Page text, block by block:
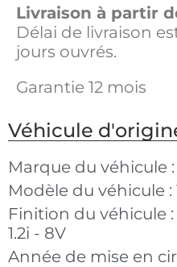
Livraison à partir
Délai de livraison
jours ouvrés.
Garantie 12 mois
Véhicule
Marque du véhicule :
Modèle du véhicule :
Finition du véhicule :
1.2i - 8V
Année de mise en